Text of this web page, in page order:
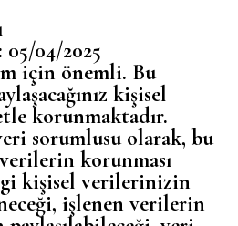
04/2025
için önemli. Bu
kişisel
korunmaktadır.
sorumlusu olarak, bu
korunması
kişisel verilerinizin
işlenen verilerin